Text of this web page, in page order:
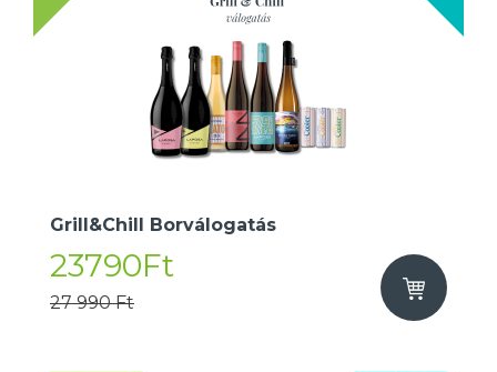
Grill&Chill Borválogatás
23790Ft
27 990 Ft